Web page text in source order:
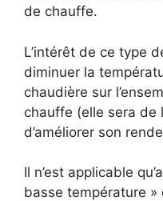
de chauffe.
L’intérêt de ce type
diminuer la
chaudière sur
chauffe (elle sera de
d’améliorer son
Il n’est applicable
basse température »